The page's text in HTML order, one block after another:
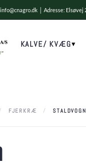
info@cnagro.dk │ Adresse:
KALVE/ KVÆG
FJERKRÆ STALDVOGN